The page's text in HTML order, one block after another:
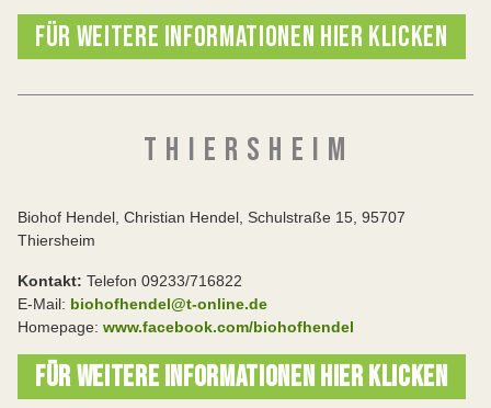
FÜR WEITERE INFORMATIONEN HIER KLICKEN
T H I E R S H E I M
Biohof Hendel, Christian Hendel, Schulstraße 15, 95707
Thiersheim
Kontakt: Telefon 09233/716822
E-Mail: biohofhendel@t-online.de
Homepage: www.facebook.com/biohofhendel
FÜR WEITERE INFORMATIONEN HIER KLICKEN